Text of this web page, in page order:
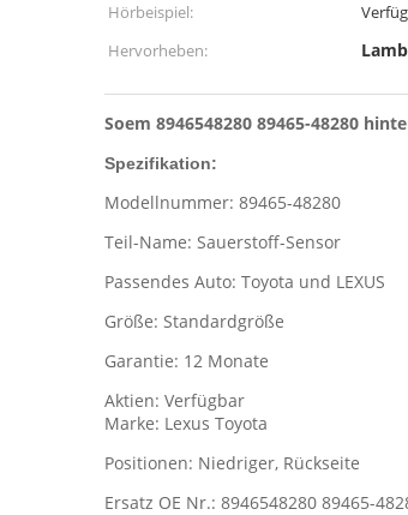
Hörbeispiel:
Hervorheben:
Soem 8946548280 89465-48280
Spezifikation:
Modellnummer: 89465-48280
Teil-Name: Sauerstoff-Sensor
Passendes Auto: Toyota und LEXUS
Größe: Standardgröße
Garantie: 12 Monate
Aktien: Verfügbar
Marke: Lexus Toyota
Positionen: Niedriger, Rückseite
Ersatz OE Nr.: 8946548280 89465-